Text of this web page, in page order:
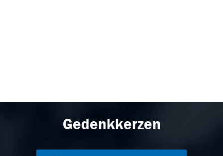
Gedenkkerzen